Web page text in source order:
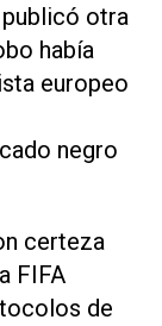
publicó otra
había
europeo
negro
certeza
FIFA
de